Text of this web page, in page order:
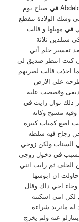
في صباح يوم
وشك الولادة تتقطع
في مهبلها و قالت
ستلدين ثلاثة
تفسير حلم أني
كنت انتظر صديق لى
اخذت قالب لضربهم
على الارض
وقصصت عليه
ذلك نوال رايتفي
مسبح وكانه
اضع كميات كبيره
زجاجفيه سلطه
السناب ولكن زوجي
تسببفي دخول زوجي
الخلف ثم رايت انني
ان ابوسها
وجاء اخي ذاك وقال
لكن امي اسكتته
مانريد شراءه
عنه ولم يخرج